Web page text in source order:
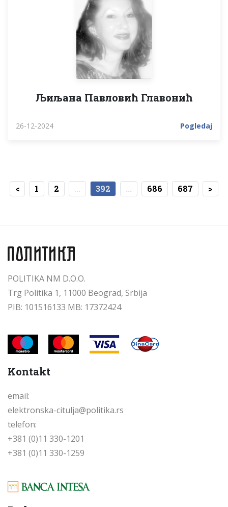
Љиљана Павловић Главонић
26-12-2024 Pogledaj
< 1 2 ... 392 ... 686 687 >
POLITIKA NM D.O.O.
Trg Politika 1, 11000 Beograd, Srbija
PIB: 101516133 MB: 17372424
Kontakt
email:
elektronska-citulja@politika.rs
telefon:
+381 (0)11 330-1201
+381 (0)11 330-1259